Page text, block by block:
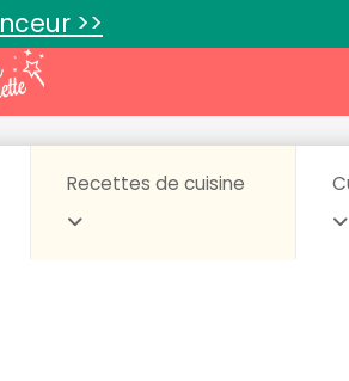
>>
Recettes de cuisine